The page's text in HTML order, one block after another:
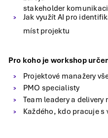
stakeholder
Jak využít AI pro
míst projektu
Pro koho je workshop
Projektové manažery
PMO specialisty
Team leadery a delivery
Každého, kdo pracuje